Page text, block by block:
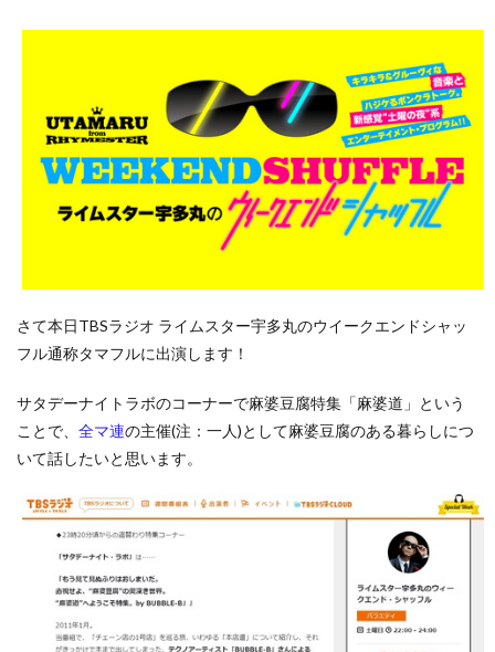
さて本日TBSラジオ ライムスター宇多丸のウイークエンドシャッ
フル通称タマフルに出演します！
サタデーナイトラボのコーナーで麻婆豆腐特集「麻婆道」という
ことで、 全マ連の主催(注：一人)として麻婆豆腐のある暮らしにつ
いて話したいと思います。